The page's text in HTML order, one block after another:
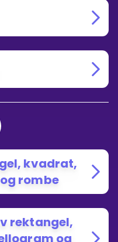
kvadrat,
rombe
rektangel,
og